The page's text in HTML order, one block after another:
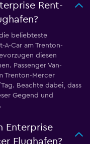
Rent-
beliebteste
A-Car am Trenton-
diesen
Passenger Van-
Trenton-Mercer
Beachte dabei, dass
Gegend und
Enterprise
Flughafen?